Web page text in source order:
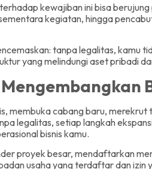
kewajiban ini bisa
kegiatan, hingga
tanpa legalitas, kamu
yang melindungi aset pribadi
membuka cabang baru,
legalitas, setiap langkah
bisnis kamu.
proyek besar, mendaftarkan
usaha yang terdaftar dan izin